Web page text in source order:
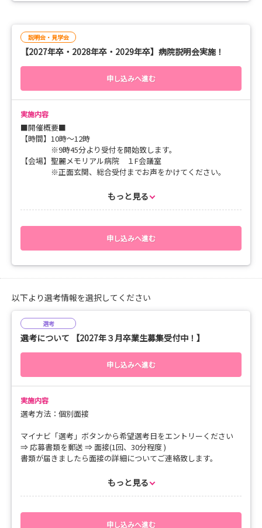
11:30～ 先輩看護師との懇談・質疑応答
12:00頃 昼食
病院の食事をお楽しみください
13:00終了予定
（※状況により多少前後する場合がございます）
4. 持ち物
ナースシューズ
筆記用具
服装は自由
※ユニホームは当院で準備いたします。
5. 注意事項
当日は不織布マスクの着用をお願いいたします。
連絡先までお電話ください。
日程の再調整をさせていただきます。
護の雰囲気やチーム医療の実際をぜひ体感してください。
◆お問い合わせ
FAX：0294-52-8511
E-mail：kango-qyujin@seirei-memorial.com
説明会・見学会
【2027年卒・2028年卒・2029年卒】病院説明会実施！
申し込みへ進む
実施内容
■開催概要■
【時間】10時～12時
※9時45分より受付を開始致します。
【会場】聖麗メモリアル病院 １F会議室
※正面玄関、総合受付までお声をかけてください。
09時55分 オリエンテーションオリエンテーション
10時00分 病院の概要、看護部の概要、教育、脳卒中に
ついて
見学終了後解散
その他、ご質問・ご要望、キャンセルなどございましたら、いつ
でもご連絡いただければと思います。
聖麗メモリアル病院 総務課 人事担当 橋野
TEL：0294-52-8500（代表）
FAX：0294-52-8511
E-mail：kango-qyujin@seirei-memorial.com
住所：茨城県日立市茂宮町841番地
もっと見る
申し込みへ進む
以下より選考情報を選択してください
選考
選考について 【2027年３月卒業生募集受付中！】
申し込みへ進む
実施内容
選考方法：個別面接
マイナビ「選考」ボタンから希望選考日をエントリーください
⇒ 応募書類を郵送 ⇒ 面接(1回、30分程度 )
書類が届きましたら面接の詳細についてご連絡致します。
(3)資格を有している場合は、資格免許の写し
もっと見る
申し込みへ進む